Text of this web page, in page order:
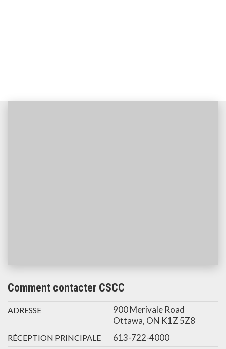
Comment contacter CSCC
ADRESSE
900 Merivale Road
Ottawa, ON K1Z 5Z8
RÉCEPTION PRINCIPALE 613-722-4000